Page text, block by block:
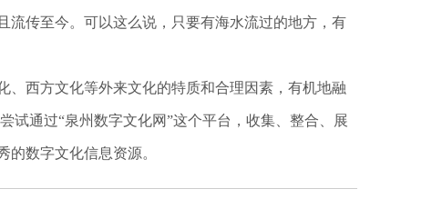
流传至今。可以这么说，只要有海水流过的地方，有
西方文化等外来文化的特质和合理因素，有机地融
试通过“泉州数字文化网”这个平台，收集、整合、展
数字文化信息资源。